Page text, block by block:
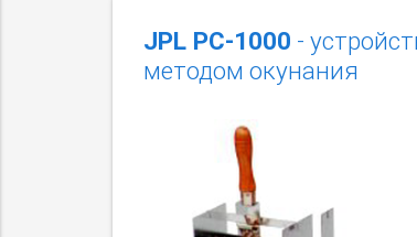
JPL PC-1000 -
методом окунания